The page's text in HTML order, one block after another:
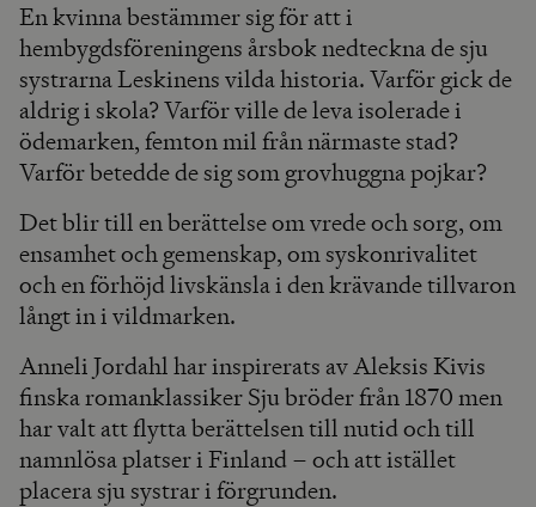
En kvinna bestämmer sig för att i
hembygdsföreningens årsbok nedteckna de sju
systrarna Leskinens vilda historia. Varför gick de
aldrig i skola? Varför ville de leva isolerade i
ödemarken, femton mil från närmaste stad?
Varför betedde de sig som grovhuggna pojkar?
Det blir till en berättelse om vrede och sorg, om
ensamhet och gemenskap, om syskonrivalitet
och en förhöjd livskänsla i den krävande tillvaron
långt in i vildmarken.
Anneli Jordahl har inspirerats av Aleksis Kivis
finska romanklassiker Sju bröder från 1870 men
har valt att flytta berättelsen till nutid och till
namnlösa platser i Finland – och att istället
placera sju systrar i förgrunden.